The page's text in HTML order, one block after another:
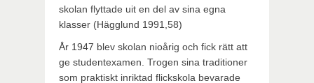
skolan flyttade uit en del av sina egna
klasser (Hägglund 1991,58)
År 1947 blev skolan nioårig och fick rätt att
ge studentexamen. Trogen sina traditioner
som praktiskt inriktad flickskola bevarade